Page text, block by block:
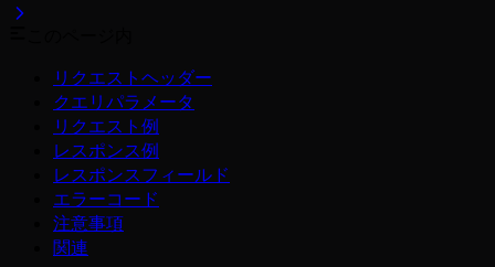
リクエストヘッダー
クエリパラメータ
リクエスト例
レスポンス例
レスポンスフィールド
エラーコード
注意事項
関連